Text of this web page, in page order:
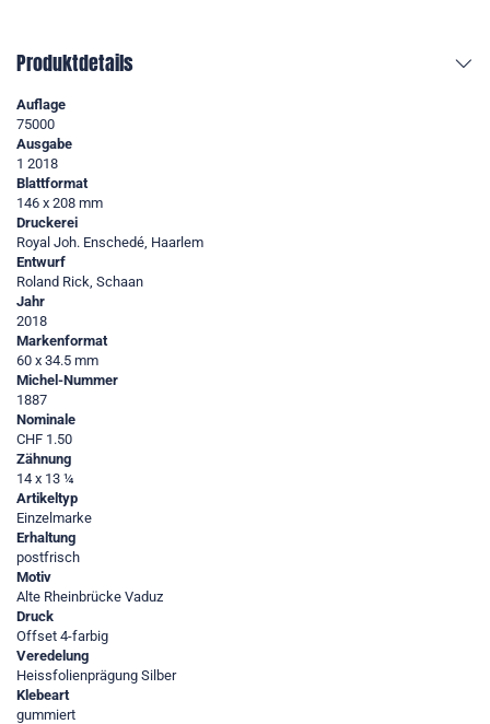
Produktdetails
Auflage
75000
Ausgabe
1 2018
Blattformat
146 x 208 mm
Druckerei
Royal Joh. Enschedé, Haarlem
Entwurf
Roland Rick, Schaan
Jahr
2018
Markenformat
60 x 34.5 mm
Michel-Nummer
1887
Nominale
CHF 1.50
Zähnung
14 x 13 ¼
Artikeltyp
Einzelmarke
Erhaltung
postfrisch
Motiv
Alte Rheinbrücke Vaduz
Druck
Offset 4-farbig
Veredelung
Heissfolienprägung Silber
Klebeart
gummiert